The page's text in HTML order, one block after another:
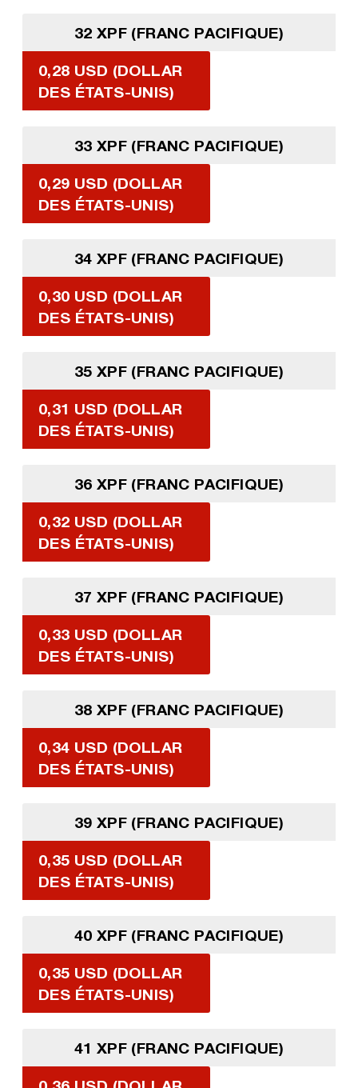
32 XPF (FRANC PACIFIQUE)
0,28 USD (DOLLAR
DES ÉTATS-UNIS)
33 XPF (FRANC PACIFIQUE)
0,29 USD (DOLLAR
DES ÉTATS-UNIS)
34 XPF (FRANC PACIFIQUE)
0,30 USD (DOLLAR
DES ÉTATS-UNIS)
35 XPF (FRANC PACIFIQUE)
0,31 USD (DOLLAR
DES ÉTATS-UNIS)
36 XPF (FRANC PACIFIQUE)
0,32 USD (DOLLAR
DES ÉTATS-UNIS)
37 XPF (FRANC PACIFIQUE)
0,33 USD (DOLLAR
DES ÉTATS-UNIS)
38 XPF (FRANC PACIFIQUE)
0,34 USD (DOLLAR
DES ÉTATS-UNIS)
39 XPF (FRANC PACIFIQUE)
0,35 USD (DOLLAR
DES ÉTATS-UNIS)
40 XPF (FRANC PACIFIQUE)
0,35 USD (DOLLAR
DES ÉTATS-UNIS)
41 XPF (FRANC PACIFIQUE)